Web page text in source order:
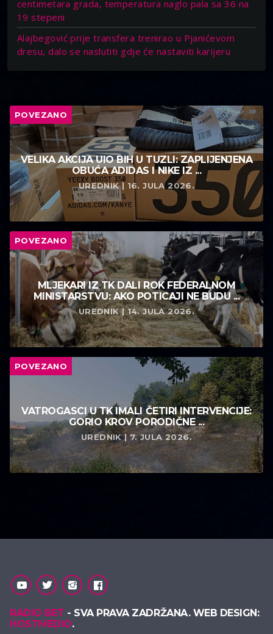
centimetara grada, temperatura naglo pala sa 36 na
19 stepeni
Alajbegović prije transfera trenirao u Pjanićevom
dresu, dalo se naslutiti gdje će nastaviti karijeru
POVEZANO
VELIKA AKCIJA UIO BIH U TUZLI: ZAPLIJENJENA
OBUĆA ADIDAS I NIKE IZ ...
UREDNIK | 16. JULA 2026.
POVEZANO
MLJEKARI IZ TK DALI ROK FEDERALNOM
MINISTARSTVU: AKO POTICAJI NE BUDU ...
UREDNIK | 14. JULA 2026.
POVEZANO
VATROGASCI U TK IMALI ČETIRI INTERVENCIJE:
GORIO KROV PORODIČNE ...
UREDNIK | 7. JULA 2026.
RADIO BET - SVA PRAVA ZADRŽANA. WEB DESIGN:
HOSTMEDIO.